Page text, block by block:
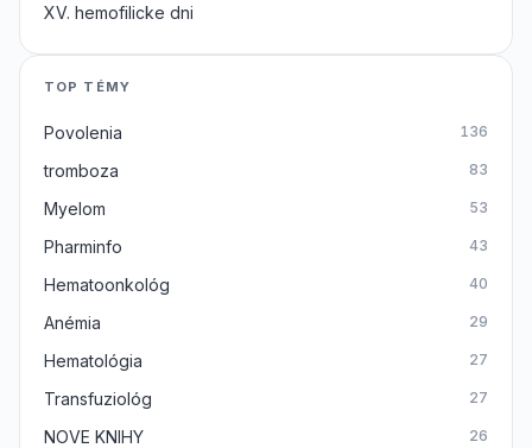
XV. hemofilicke dni
TOP TÉMY
Povolenia 136
tromboza 83
Myelom 53
Pharminfo 43
Hematoonkológ 40
Anémia 29
Hematológia 27
Transfuziológ 27
NOVE KNIHY 26